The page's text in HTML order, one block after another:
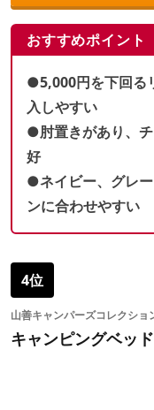
おすすめポイント
●5,000円を下回る
入しやすい
●肘置きがあり、
好
●ネイビー、グレ
ンに合わせやすい
4位
山善キャンパーズコレクショ
キャンピングベッ